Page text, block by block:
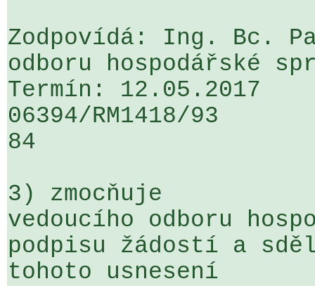
Zodpovídá: Ing. Bc.
odboru hospodářské
Termín: 12.05.2017
06394/RM1418/
84
3) zmocňuje
vedoucího odboru
podpisu žádostí a
tohoto usnesení